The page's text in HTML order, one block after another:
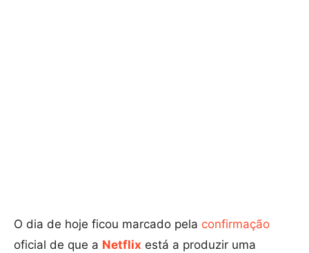
O dia de hoje ficou marcado pela confirmação
oficial de que a Netflix está a produzir uma